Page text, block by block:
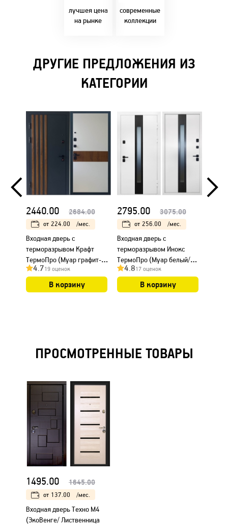
лучшея цена
на рынке
современные
коллекции
решениями!
ДРУГИЕ ПРЕДЛОЖЕНИЯ ИЗ
КАТЕГОРИИ
2440.00 2684.00
от 224.00 /мес.
Входная дверь с
терморазрывом Крафт
ТермоПро (Муар графит-
ПВХ Дуб Вотан/ ПВХ Белый-
Дуб Вотан)
4.719 оценок
В корзину
2795.00 3075.00
от 256.00 /мес.
Входная дверь с
терморазрывом Инокс
ТермоПро (Муар белый/
ПВХ Белый)
4.817 оценок
В корзину
ПРОСМОТРЕННЫЕ ТОВАРЫ
1495.00 1645.00
от 137.00 /мес.
Входная дверь Техно М4
(ЭкоВенге/ Лиственница